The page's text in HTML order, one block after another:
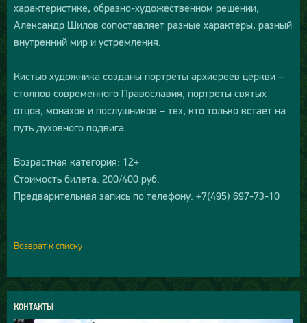
характеристике, образно-художественном решении,
Александр Шилов сопоставляет разные характеры, разный
внутренний мир и устремления.
Кистью художника созданы портреты архиереев церкви –
столпов современного Православия, портреты святых
отцов, монахов и послушников – тех, кто только встает на
путь духовного подвига.
Возрастная категория: 12+
Стоимость билета: 200/400 руб.
Предварительная запись по телефону: +7(495) 697-73-10
Возврат к списку
КОНТАКТЫ